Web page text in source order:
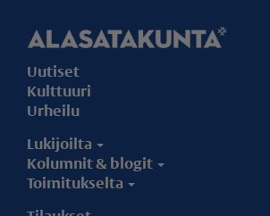
Uutiset
Kulttuuri
Urheilu
Lukijoilta
Kolumnit & blogit
Toimitukselta